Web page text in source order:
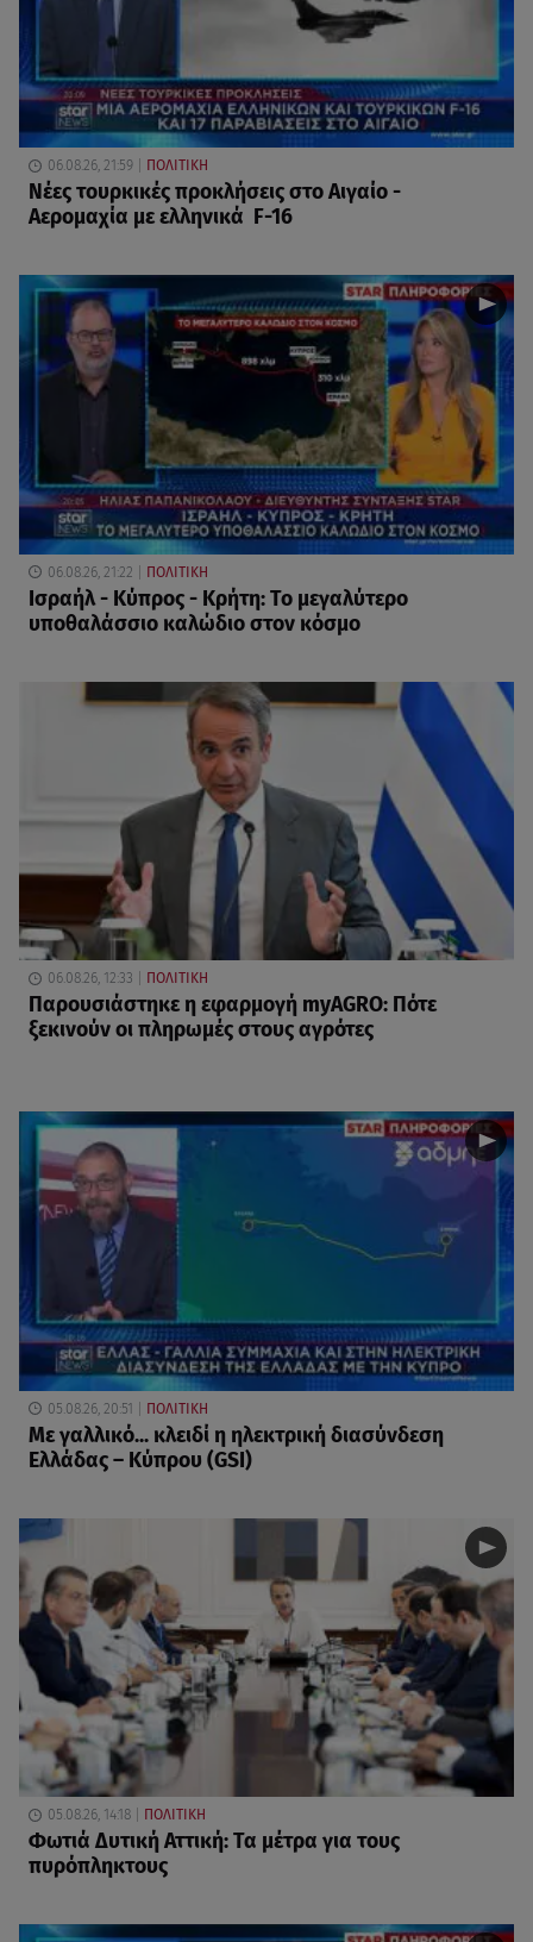
06.08.26, 21:59 ΠΟΛΙΤΙΚΗ
Νέες τουρκικές προκλήσεις στο Αιγαίο -
Αερομαχία με ελληνικά F-16
06.08.26, 21:22 ΠΟΛΙΤΙΚΗ
Ισραήλ - Κύπρος - Κρήτη: Το μεγαλύτερο
υποθαλάσσιο καλώδιο στον κόσμο
06.08.26, 12:33 ΠΟΛΙΤΙΚΗ
Παρουσιάστηκε η εφαρμογή myAGRO: Πότε
ξεκινούν οι πληρωμές στους αγρότες
05.08.26, 20:51 ΠΟΛΙΤΙΚΗ
Με γαλλικό... κλειδί η ηλεκτρική διασύνδεση
Ελλάδας – Κύπρου (GSI)
05.08.26, 14:18 ΠΟΛΙΤΙΚΗ
Φωτιά Δυτική Αττική: Τα μέτρα για τους
πυρόπληκτους